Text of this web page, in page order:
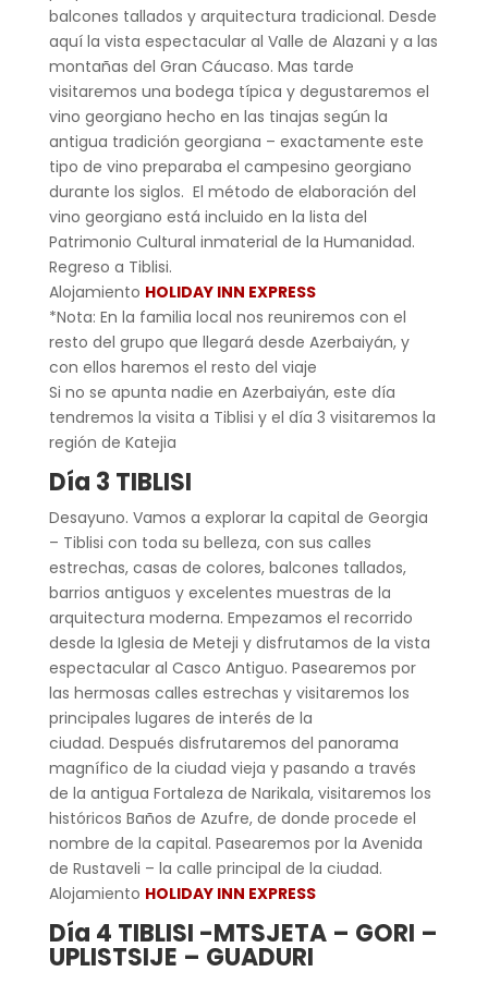
balcones tallados y arquitectura tradicional. Desde
aquí la vista espectacular al Valle de Alazani y a las
montañas del Gran Cáucaso. Mas tarde
visitaremos una bodega típica y degustaremos el
vino georgiano hecho en las tinajas según la
antigua tradición georgiana – exactamente este
tipo de vino preparaba el campesino georgiano
durante los siglos. El método de elaboración del
vino georgiano está incluido en la lista del
Patrimonio Cultural inmaterial de la Humanidad.
Regreso a Tiblisi.
Alojamiento HOLIDAY INN EXPRESS
*Nota: En la familia local nos reuniremos con el
resto del grupo que llegará desde Azerbaiyán, y
con ellos haremos el resto del viaje
Si no se apunta nadie en Azerbaiyán, este día
tendremos la visita a Tiblisi y el día 3 visitaremos la
región de Katejia
Día 3 TIBLISI
Desayuno. Vamos a explorar la capital de Georgia
– Tiblisi con toda su belleza, con sus calles
estrechas, casas de colores, balcones tallados,
barrios antiguos y excelentes muestras de la
arquitectura moderna. Empezamos el recorrido
desde la Iglesia de Meteji y disfrutamos de la vista
espectacular al Casco Antiguo. Pasearemos por
las hermosas calles estrechas y visitaremos los
principales lugares de interés de la
ciudad. Después disfrutaremos del panorama
magnífico de la ciudad vieja y pasando a través
de la antigua Fortaleza de Narikala, visitaremos los
históricos Baños de Azufre, de donde procede el
nombre de la capital. Pasearemos por la Avenida
de Rustaveli – la calle principal de la ciudad.
Alojamiento HOLIDAY INN EXPRESS
Día 4 TIBLISI -MTSJETA – GORI –
UPLISTSIJE – GUADURI